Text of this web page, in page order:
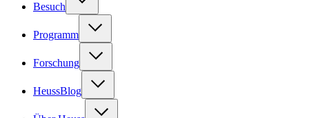
Besuch
Programm
Forschung
HeussBlog